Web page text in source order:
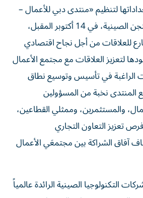
لتنظيم «منتدى دبي للأعمال –
الصين» في مدينة شينجن الصينية، في 14 أكتوبر المقبل،
للعلاقات من أجل نجاح اقتصادي
لتعزيز العلاقات مع مجتمع الأعمال
الراغبة في تأسيس وتوسيع نطاق
المنتدى نخبة من المسؤولين
والمستثمرين، وممثلي القطاعين،
تعزيز التعاون التجاري
آفاق الشراكة بين مجتمعَي الأعمال
التكنولوجيا الصينية الرائدة عالمياً